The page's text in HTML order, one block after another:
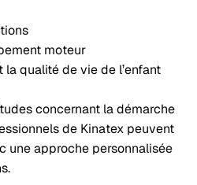
moteur
qualité de vie de l’enfant
concernant la démarche
de Kinatex peuvent
une approche personnalisée